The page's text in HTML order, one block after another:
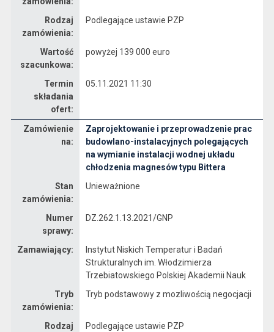
Rodzaj
zamówienia:
Podlegające ustawie PZP
Wartość
szacunkowa:
powyżej 139 000 euro
Termin
składania
ofert:
05.11.2021 11:30
Zamówienie
na:
Zaprojektowanie i przeprowadzenie prac
budowlano-instalacyjnych polegających
na wymianie instalacji wodnej układu
chłodzenia magnesów typu Bittera
Stan
zamówienia:
Unieważnione
Numer
sprawy:
DZ.262.1.13.2021/GNP
Zamawiający:
Instytut Niskich Temperatur i Badań
Strukturalnych im. Włodzimierza
Trzebiatowskiego Polskiej Akademii Nauk
Tryb
zamówienia:
Tryb podstawowy z mozliwością negocjacji
Rodzaj
Podlegające ustawie PZP